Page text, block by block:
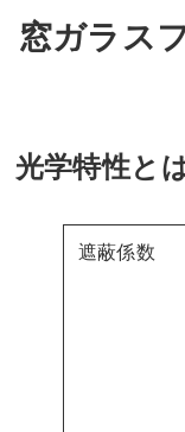
窓ガラス
光学特性と
遮蔽係数